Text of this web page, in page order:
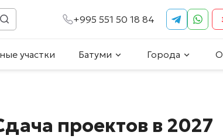
+995 551 50 18 84
участки Батуми Города
проектов в 2027